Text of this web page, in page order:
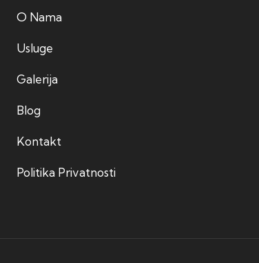
O Nama
Usluge
Galerija
Blog
Kontakt
Politika Privatnosti